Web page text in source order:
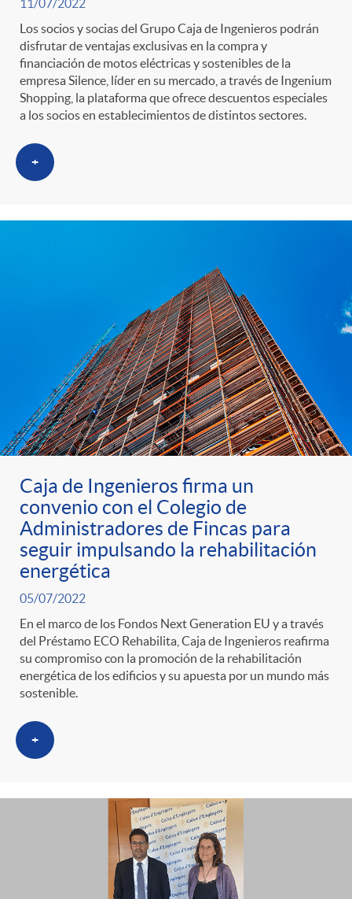
o
r
i
11/07/2022
Los socios y socias del Grupo Caja de Ingenieros podrán
disfrutar de ventajas exclusivas en la compra y
financiación de motos eléctricas y sostenibles de la
empresa Silence, líder en su mercado, a través de Ingenium
Shopping, la plataforma que ofrece descuentos especiales
a los socios en establecimientos de distintos sectores.
+
Caja de Ingenieros firma un
convenio con el Colegio de
Administradores de Fincas para
seguir impulsando la rehabilitación
energética
05/07/2022
En el marco de los Fondos Next Generation EU y a través
del Préstamo ECO Rehabilita, Caja de Ingenieros reafirma
su compromiso con la promoción de la rehabilitación
energética de los edificios y su apuesta por un mundo más
sostenible.
+